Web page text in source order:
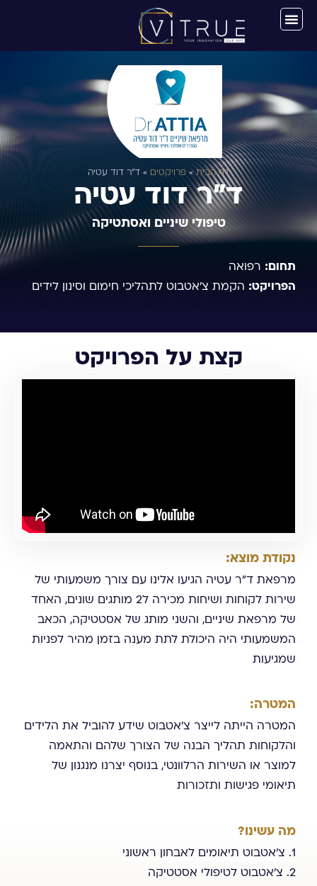
דף הבית»פרויקטים » ד”ר דוד עטיה
ד"ר דוד עטיה
טיפולי שיניים ואסתטיקה
תחום: רפואה
הפרויקט: הקמת צ'אטבוט לתהליכי חימום וסינון לידים
קצת על הפרויקט
נקודת מוצא:
מרפאת ד"ר עטיה הגיעו אלינו עם צורך משמעותי של
שירות לקוחות ושיחות מכירה ל2 מותגים שונים, האחד
של מרפאת שיניים, והשני מותג של אסטטיקה, הכאב
המשמעותי היה היכולת לתת מענה בזמן מהיר לפניות
שמגיעות
המטרה:
המטרה הייתה לייצר צ'אטבוט שידע להוביל את הלידים
והלקוחות תהליך הבנה של הצורך שלהם והתאמה
למוצר או השירות הרלוונטי, בנוסף יצרנו מנגנון של
תיאומי פגישות ותזכורות
מה עשינו?
1. צ'אטבוט תיאומים לאבחון ראשוני
2. צ'אטבוט לטיפולי אסטטיקה